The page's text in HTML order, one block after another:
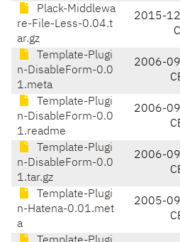
Plack-Middlewa
re-File-Less-0.04.t
ar.gz
2015-
Template-Plugi
n-DisableForm-0.0
1.meta
2006-
Template-Plugi
n-DisableForm-0.0
1.readme
2006-
Template-Plugi
n-DisableForm-0.0
1.tar.gz
2006-
Template-Plugi
n-Hatena-0.01.met
a
2005-